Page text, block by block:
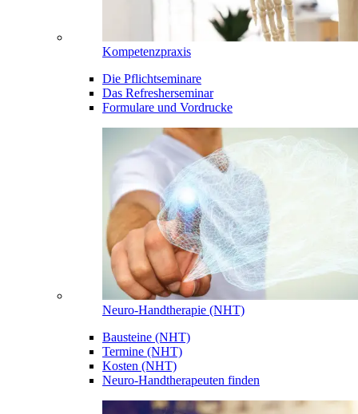
Kompetenzpraxis
Die Pflichtseminare
Das Refresherseminar
Formulare und Vordrucke
Neuro-Handtherapie (NHT)
Bausteine (NHT)
Termine (NHT)
Kosten (NHT)
Neuro-Handtherapeuten finden